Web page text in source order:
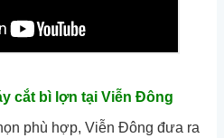
cắt bì lợn tại Viễn Đông
phù hợp, Viễn Đông đưa ra